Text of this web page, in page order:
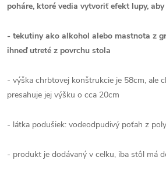
poháre, ktoré vedia vytvoriť efekt lupy,
- tekutiny ako alkohol alebo mastnota z
ihneď utreté z povrchu stola
- výška chrbtovej konštrukcie je 58cm, ale
presahuje jej výšku o cca 20cm
- látka podušiek: vodeodpudivý poťah z
- produkt je dodávaný v celku, iba stôl má